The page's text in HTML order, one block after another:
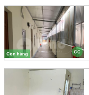
CC
Còn hàng